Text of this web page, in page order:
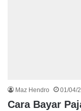
Maz Hendro 01/04/
Cara Bayar